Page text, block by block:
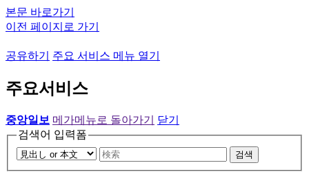
본문 바로가기
이전 페이지로 가기
공유하기 주요 서비스 메뉴 열기
주요서비스
중앙일보 메가메뉴로 돌아가기
닫기
검색어 입력폼
검색